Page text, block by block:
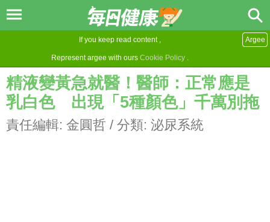
If you keep read content ,
Represent argee with ours Cookie Policy .
Argee
精液變黃急就醫！醫師：正常應是
乳白色 出現「5種顏色」千萬別拖
責任編輯: 金圓哲 / 分類: 泌尿系統